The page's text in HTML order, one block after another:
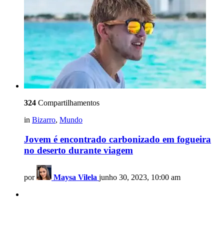
324 Compartilhamentos
in Bizarro, Mundo
Jovem é encontrado carbonizado em fogueira
no deserto durante viagem
por Maysa Vilela junho 30, 2023, 10:00 am